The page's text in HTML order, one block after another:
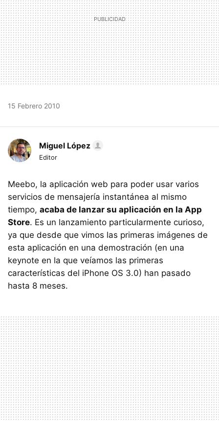
15 Febrero 2010
Miguel López
Editor
Meebo, la aplicación web para poder usar varios
servicios de mensajería instantánea al mismo
tiempo, acaba de lanzar su aplicación en la App
Store. Es un lanzamiento particularmente curioso,
ya que desde que vimos las primeras imágenes de
esta aplicación en una demostración (en una
keynote en la que veíamos las primeras
características del iPhone OS 3.0) han pasado
hasta 8 meses.